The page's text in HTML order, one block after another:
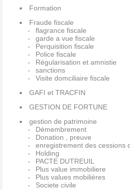
Formation
Fraude fiscale
flagrance fiscale
garde a vue fiscale
Perquisition fiscale
Police fiscale
Régularisation et amnistie
sanctions
Visite domciliaire fiscale
GAFI et TRACFIN
GESTION DE FORTUNE
gestion de patrimoine
Démembrement
Donation , preuve
enregistrement des cessions
Holding
PACTE DUTREUIL
Plus value immobiliere
Plus values mobilières
Societe civile